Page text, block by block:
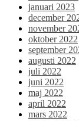
januari 2023
december
november
oktober 2022
september
augusti 2022
juli 2022
juni 2022
maj 2022
april 2022
mars 2022